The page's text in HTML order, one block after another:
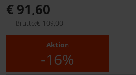
€ 91,60
Brutto:€ 109,00
Aktion
-16%